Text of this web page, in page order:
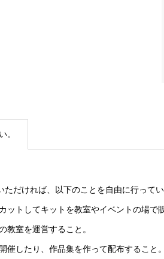
。
だければ、以下のことを自由に行ってい
ットしてキットを教室やイベントの場で
室を運営すること。
したり、作品集を作って配布すること。